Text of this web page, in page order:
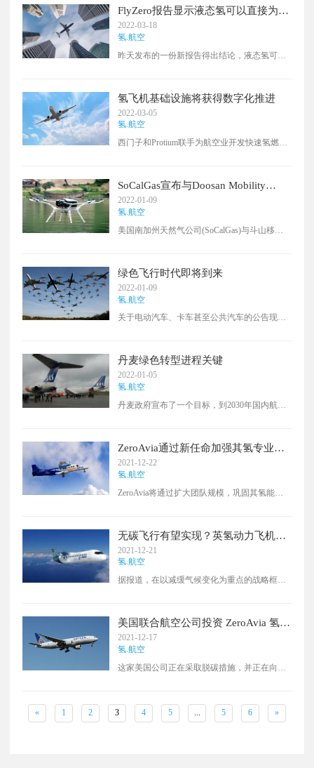
部分，达美航空表示，将确定机队和网络预
期，以及开发氢燃料商用飞机所需的运营和基
础设施要求。通过与达美等关键合作伙伴的密
切合作，我们将整合客户的专业知识和具体需
求，以确保我们的零排放飞机成为可持续航空
FlyZero报告显示液态氢可以直接为从
伦敦到旧金山的中型飞机提供燃料
2022-03-18
氢.航空
昨天发布的一份新报告得出结论，液态氢可以
途只需停留一站。该报告预计液态氢飞机将于
2035年在英国投入使用。“很高兴看到经过一年
的紧张研究后，FlyZero的最终成果，成功地将
英国工业聚集在一起，思考如何减少航空对我
们的地球和天空的影响，同时确保和庆祝航空
氢飞机基础设施将获得数字化推进
2022-03-05
氢.航空
西门子和Protium联手为航空业开发快速氢燃料
的绿色基础设施。为了实现上述目标，Protium
将结合其在飞机行业的专业知识和西门子先进
的数字设计过程建模技术。
SoCalGas宣布与Doosan Mobility
Innovation和GTI合作推出氢气无人机
2022-01-09
氢.航空
美国南加州天然气公司(SoCalGas)与斗山移动
首个氢无人机技术。
绿色飞行时代即将到来
2022-01-09
氢.航空
关于电动汽车、卡车甚至公共汽车的公告现在
丹麦绿色转型进程关键
2022-01-05
氢.航空
丹麦政府宣布了一个目标，到2030年国内航班
色”。然而，她承认，实现她的目标的解决办法
ZeroAvia通过新任命加强其氢专业知
识
2021-12-22
氢.航空
ZeroAvia将通过扩大团队规模，巩固其氢能专
加快其氢推进技术的发展，并为新的合作伙伴
关系和氢技术的集成铺平道路。麦克米金将在
ZeroAvia的前进道路上发挥关键作用，他现在
负责从商业和技术角度为业务构建战略路线
图，以实现其2024年的目标。
无碳飞行有望实现？英氢动力飞机可
能成为未来的选择
2021-12-21
氢.航空
据报道，在以减缓气候变化为重点的战略框架
的另一条路径，这是FlyZero项目的重点。
FlyZero项目开发的氢动力飞机长54米，有两台
发动机，将实现与当前燃油飞机相同的速度和
舒适性，但将提供零碳排放航班。报告称，毫
无疑问，电动或氢动力飞机的飞行将成为未来
美国联合航空公司投资 ZeroAvia 氢燃
料电池飞机
2021-12-17
氢.航空
这家美国公司正在采取脱碳措施，并正在向这
« 1 2 3 4 5 5 6 »